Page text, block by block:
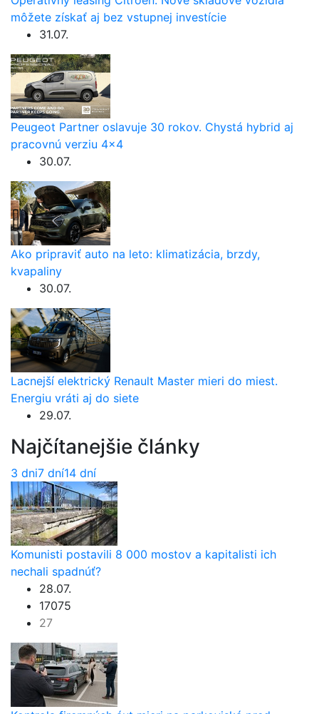
môžete získať aj bez vstupnej investície
31.07.
Peugeot Partner oslavuje 30 rokov. Chystá hybrid aj
pracovnú verziu 4×4
30.07.
Ako pripraviť auto na leto: klimatizácia, brzdy,
kvapaliny
30.07.
Lacnejší elektrický Renault Master mieri do miest.
Energiu vráti aj do siete
29.07.
Najčítanejšie články
3 dni7 dní14 dní
Komunisti postavili 8 000 mostov a kapitalisti ich
nechali spadnúť?
28.07.
17075
27